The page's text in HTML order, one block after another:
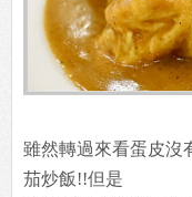
雖然轉過來看蛋皮沒
茄炒飯!!但是